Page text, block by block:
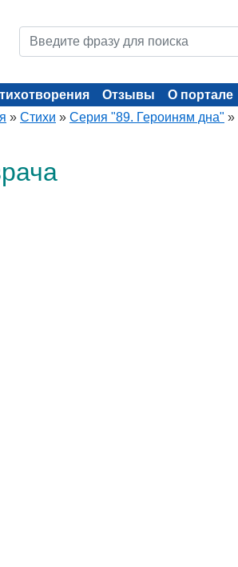
Отзывы О портале
» Стихи » Серия "89. Героиням дна" »